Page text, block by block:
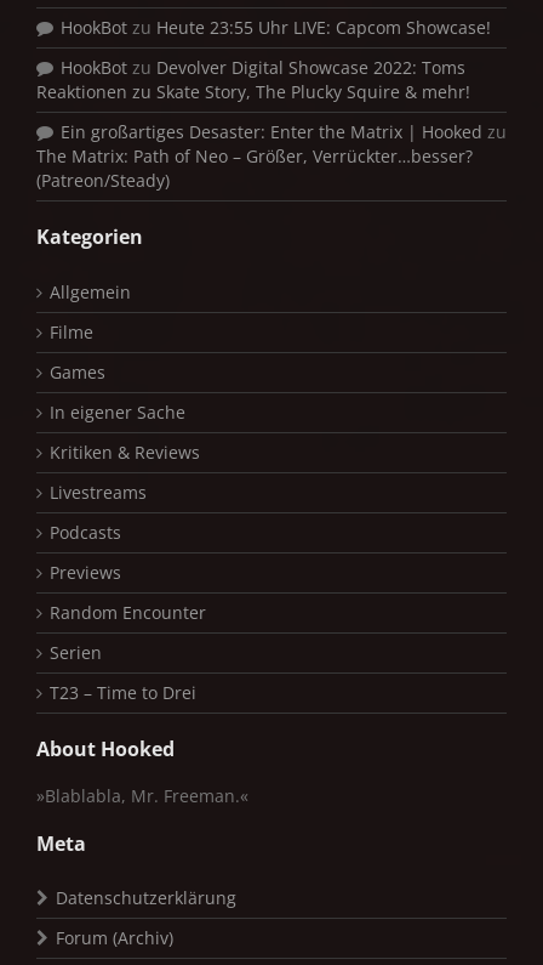
HookBot zu Heute 23:55 Uhr LIVE: Capcom Showcase!
HookBot zu Devolver Digital Showcase 2022: Toms
Reaktionen zu Skate Story, The Plucky Squire & mehr!
Ein großartiges Desaster: Enter the Matrix | Hooked zu
The Matrix: Path of Neo – Größer, Verrückter…besser?
(Patreon/Steady)
Kategorien
Allgemein
Filme
Games
In eigener Sache
Kritiken & Reviews
Livestreams
Podcasts
Previews
Random Encounter
Serien
T23 – Time to Drei
About Hooked
»Blablabla, Mr. Freeman.«
Meta
Datenschutzerklärung
Forum (Archiv)